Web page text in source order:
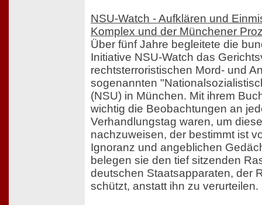
NSU-Watch - Aufklären und
Komplex und der Münchener
Über fünf Jahre begleitete die
Initiative NSU-Watch das
rechtsterroristischen Mord- und
sogenannten
(NSU) in München. Mit ihrem
wichtig die Beobachtungen an
Verhandlungstag waren, um
nachzuweisen, der bestimmt ist
Ignoranz und angeblichen
belegen sie den tief sitzenden
deutschen Staatsapparaten, der
schützt, anstatt ihn zu verurteilen.